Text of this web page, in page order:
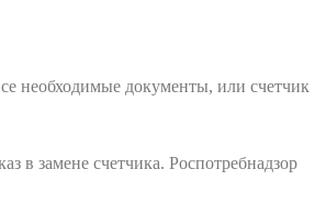
необходимые документы, или счетчик
в замене счетчика. Роспотребнадзор